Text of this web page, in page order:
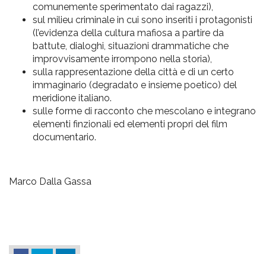
comunemente sperimentato dai ragazzi),
sul milieu criminale in cui sono inseriti i protagonisti
(l’evidenza della cultura mafiosa a partire da
battute, dialoghi, situazioni drammatiche che
improvvisamente irrompono nella storia),
sulla rappresentazione della città e di un certo
immaginario (degradato e insieme poetico) del
meridione italiano.
sulle forme di racconto che mescolano e integrano
elementi finzionali ed elementi propri del film
documentario.
Marco Dalla Gassa